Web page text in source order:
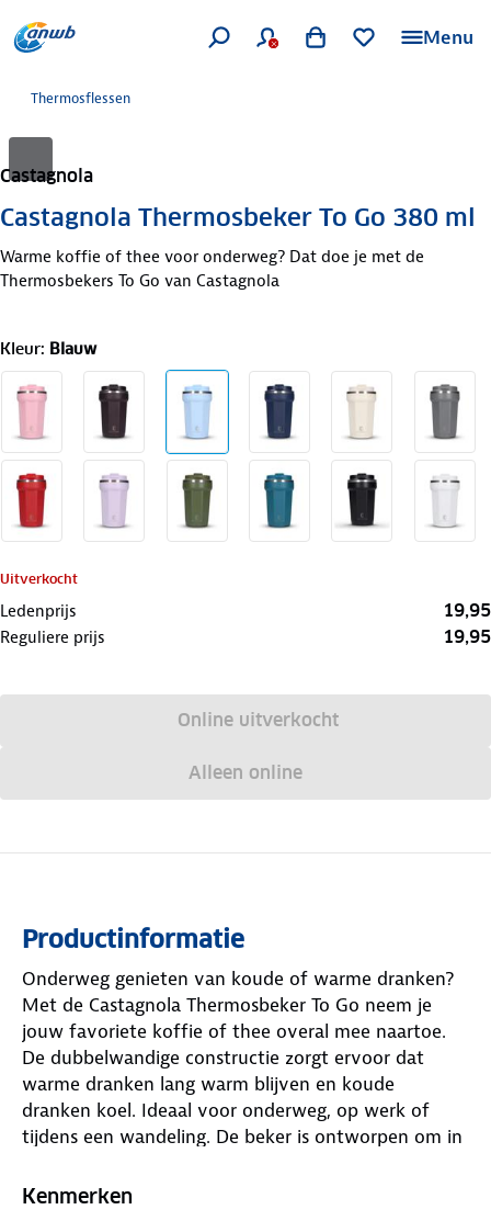
Menu
Thermosflessen
Castagnola
Castagnola Thermosbeker To Go 380 ml
Warme koffie of thee voor onderweg? Dat doe je met de
Thermosbekers To Go van Castagnola
Kleur: Blauw
Uitverkocht
Ledenprijs 19,95
Reguliere prijs 19,95
Online uitverkocht
Alleen online
Productinformatie
Onderweg genieten van koude of warme dranken?
Met de Castagnola Thermosbeker To Go neem je
jouw favoriete koffie of thee overal mee naartoe.
De dubbelwandige constructie zorgt ervoor dat
warme dranken lang warm blijven en koude
dranken koel. Ideaal voor onderweg, op werk of
tijdens een wandeling. De beker is ontworpen om in
lekvrije dop neem je de beker zorgeloos mee in je
Kenmerken